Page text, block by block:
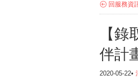
回服務資
【
伴計
2020-05-22•